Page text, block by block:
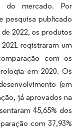
do mercado. Por
pesquisa publicado
2022, os produtos
registraram um
com os
em 2020. Os
(em
já aprovados na
45,65% dos
com 37,93%